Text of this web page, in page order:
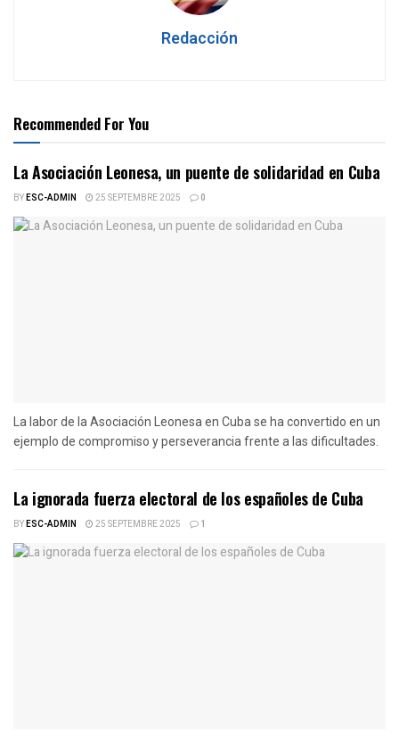
Redacción
Recommended For You
La Asociación Leonesa, un puente de solidaridad en Cuba
BYESC-ADMIN 25 SEPTEMBRE 2025 0
La labor de la Asociación Leonesa en Cuba se ha convertido en un
ejemplo de compromiso y perseverancia frente a las dificultades.
La ignorada fuerza electoral de los españoles de Cuba
BYESC-ADMIN 25 SEPTEMBRE 2025 1